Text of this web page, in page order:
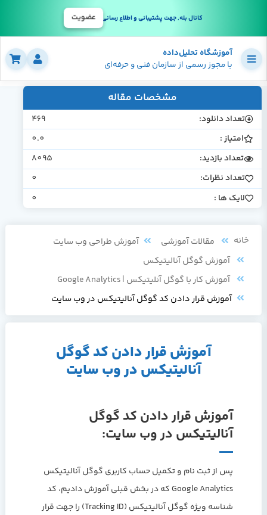
کانال بله, جهت پشتیبانی و اطلاع رسانی عضویت
آموزشگاه تحلیل‌داده
با مجوز رسمی از سازمان فنی و حرفه‌ای
مشخصات مقاله
تعداد دانلود:
469
امتیاز :
0.0
تعداد بازدید:
8095
تعداد نظرات:
0
لایک ها :
0
خانه مقالات آموزشی
آموزش طراحی وب سایت
آموزش گوگل آنالیتیکس
آموزش کار با گوگل آنلیتیکس | Google Analytics
آموزش قرار دادن کد گوگل آنالیتیکس در وب سایت
آموزش قرار دادن کد گوگل
آنالیتیکس در وب سایت
آموزش قرار دادن کد گوگل
آنالیتیکس در وب سایت:
پس از ثبت نام و تکمیل حساب کاربری گوگل آنالیتیکس
Google Analytics که در بخش قبلی آموزش دادیم، کد
شناسه ویژه گوگل آنالیتیکس (Tracking ID) را جهت قرار